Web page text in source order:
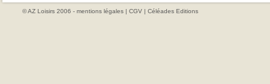
© AZ Loisirs 2006 - mentions légales | CGV | Céléades Editions